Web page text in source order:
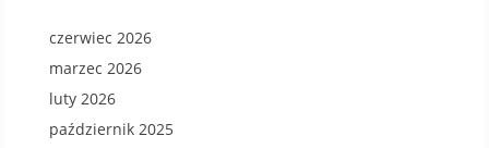
czerwiec 2026
marzec 2026
luty 2026
październik 2025